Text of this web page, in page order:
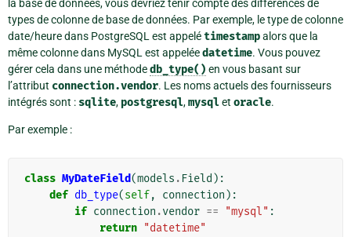
la base de données, vous devriez tenir compte des différences de
types de colonne de base de données. Par exemple, le type de colonne
date/heure dans PostgreSQL est appelétimestampalors que la
même colonne dans MySQL est appeléedatetime. Vous pouvez
gérer cela dans une méthodedb_type() en vous basant sur
l’attribut connection.vendor. Les noms actuels des fournisseurs
intégrés sont : sqlite, postgresql,mysqlet oracle.
Par exemple :
class MyDateField(models . Field ):
def db_type(self, connection ):
if connection .vendor == "mysql" :
return "datetime"